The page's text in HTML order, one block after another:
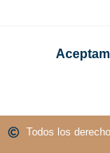
Todos los